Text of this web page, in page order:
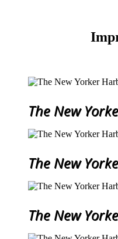
The New
The New
The New